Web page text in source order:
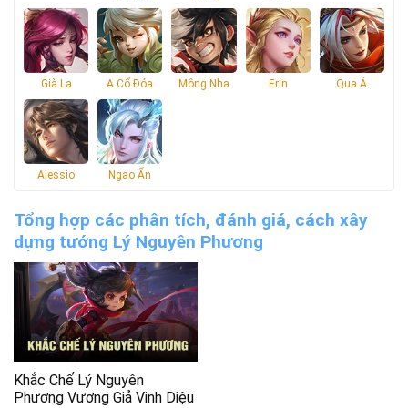
Già La A Cổ Đóa Mông Nha Erin Qua Á
Alessio Ngao Ẩn
Tổng hợp các phân tích, đánh giá, cách xây
dựng tướng Lý Nguyên Phương
Khắc Chế Lý Nguyên
Phương Vương Giả Vinh Diệu